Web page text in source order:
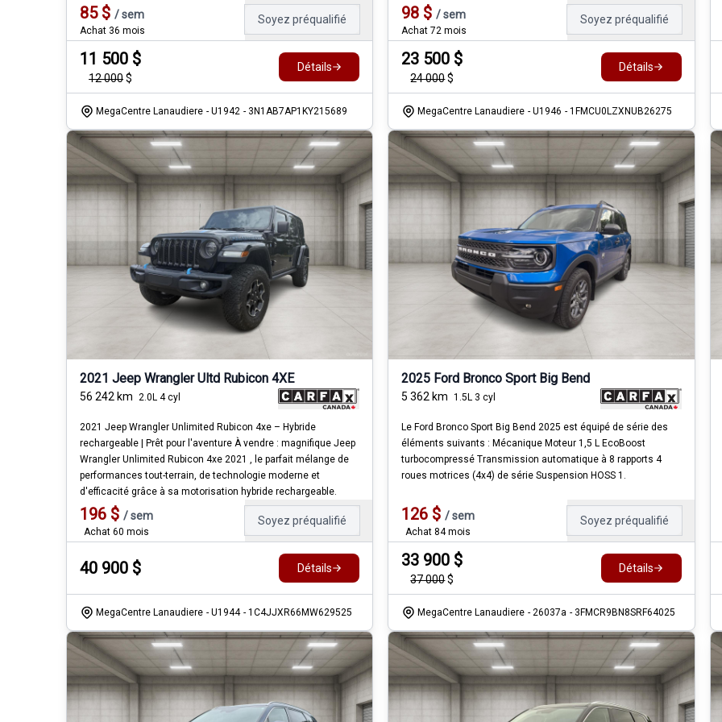
85$ /sem
Achat 36 mois
Soyez préqualifié
11 500 $
12 000$
Détails
MegaCentre Lanaudiere - U1942 - 3N1AB7AP1KY215689
98 $ / sem
Achat 72 mois
Soyez préqualifié
23 500 $
24 000$
Détails
MegaCentre Lanaudiere - U1946 - 1FMCU0LZXNUB26275
2021 Jeep Wrangler Ultd Rubicon 4XE
56 242 km 2.0L 4 cyl
2021 Jeep Wrangler Unlimited Rubicon 4xe – Hybride
rechargeable | Prêt pour l'aventure À vendre : magnifique Jeep
Wrangler Unlimited Rubicon 4xe 2021 , le parfait mélange de
performances tout-terrain, de technologie moderne et
d'efficacité grâce à sa motorisation hybride rechargeable.
196 $ /sem
Achat 60 mois
Soyez préqualifié
40 900 $ Détails
MegaCentre Lanaudiere - U1944 - 1C4JJXR66MW629525
2025 Ford Bronco Sport Big Bend
5 362 km 1.5L 3 cyl
Le Ford Bronco Sport Big Bend 2025 est équipé de série des
éléments suivants : Mécanique Moteur 1,5 L EcoBoost
turbocompressé Transmission automatique à 8 rapports 4
roues motrices (4x4) de série Suspension HOSS 1.
126 $ / sem
Achat 84 mois
Soyez préqualifié
33 900 $
37 000$
Détails
MegaCentre Lanaudiere - 26037a - 3FMCR9BN8SRF64025